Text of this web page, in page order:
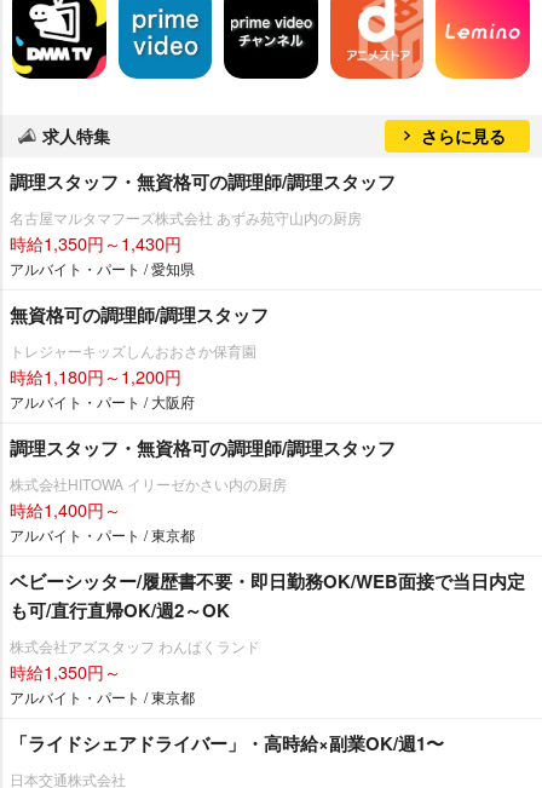
求人特集 さらに見る
調理スタッフ・無資格可の調理師/調理スタッフ
名古屋マルタマフーズ株式会社 あずみ苑守山内の厨房
時給1,350円～1,430円
アルバイト・パート / 愛知県
無資格可の調理師/調理スタッフ
トレジャーキッズしんおおさか保育園
時給1,180円～1,200円
アルバイト・パート / 大阪府
調理スタッフ・無資格可の調理師/調理スタッフ
株式会社HITOWA イリーゼかさい内の厨房
時給1,400円～
アルバイト・パート / 東京都
ベビーシッター/履歴書不要・即日勤務OK/WEB面接で当日内定
も可/直行直帰OK/週2～OK
株式会社アズスタッフ わんぱくランド
時給1,350円～
アルバイト・パート / 東京都
「ライドシェアドライバー」・高時給×副業OK/週1〜
日本交通株式会社